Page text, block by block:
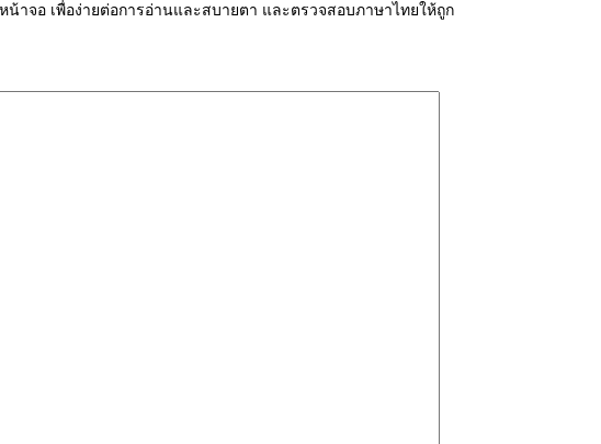
าจอ เพื่อง่ายต่อการอ่านและสบายตา และตรวจสอบภาษาไทยให้ถูก